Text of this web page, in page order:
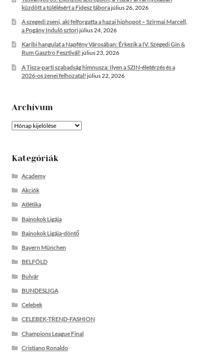
küzdött a túlélésért a Fidesz táborajúlius 26, 2026
A szegedi zseni, aki felforgatta a hazai hiphopot – Szirmai Marcell,
a Pogány Induló sztorijúlius 24, 2026
Karibi hangulat a Napfény Városában: Érkezik a IV. Szegedi Gin &
Rum Gasztro Fesztivál! július 23, 2026
A Tisza-parti szabadság himnusza: Ilyen a SZIN-életérzés és a
2026-os zenei felhozatal! július 22, 2026
Archívum
Archívum
Kategóriák
Academy
Akciók
Atlétika
Bajnokok Ligája
Bajnokok Ligája-döntő
Bayern München
BELFÖLD
Bulvár
BUNDESLIGA
Celebek
CELEBEK-TREND-FASHION
Champions League Final
Cristiano Ronaldo